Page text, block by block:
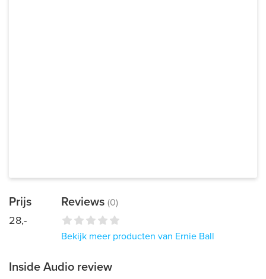
Prijs
28,-
Reviews (0)
Bekijk meer producten van Ernie Ball
Inside Audio review